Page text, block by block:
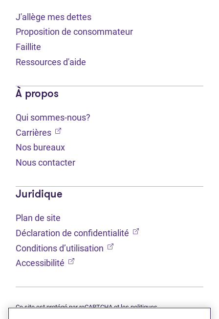
J'allège mes dettes
Proposition de consommateur
Faillite
Ressources d'aide
À propos
Qui sommes-nous?
Carrières (Ouvre dans un nouvel onglet)
Nos bureaux
Nous contacter
Juridique
Plan de site
Déclaration de confidentialité (Ouvre dans un
Conditions d’utilisation (Ouvre dans un nouvel
Accessibilité (Ouvre dans un nouvel onglet)
Ce site est protégé par reCAPTCHA et les politiques